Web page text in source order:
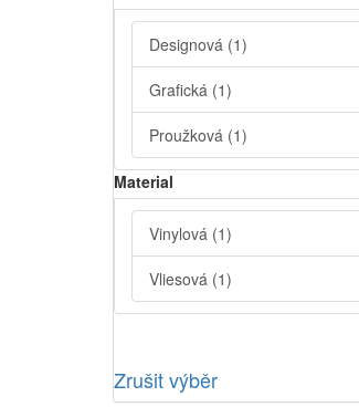
Designová (1)
Grafická (1)
Proužková (1)
Material
Vinylová (1)
Vliesová (1)
Zrušit výběr